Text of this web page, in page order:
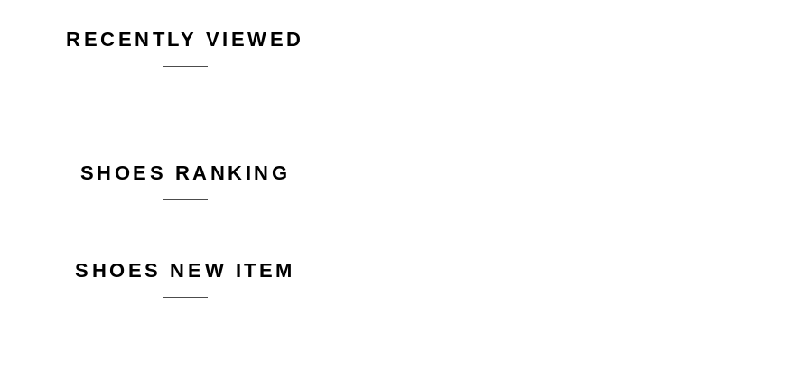
RECENTLY VIEWED
SHOES RANKING
SHOES NEW ITEM